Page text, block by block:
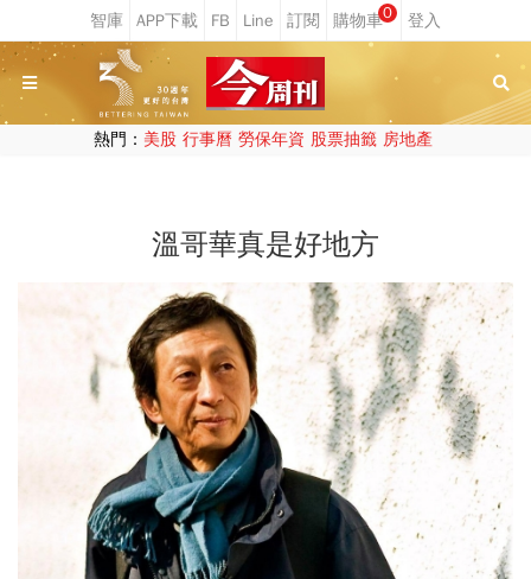
0
熱門： 美股 行事曆 勞保年資 股票抽籤 房地產
溫哥華真是好地方